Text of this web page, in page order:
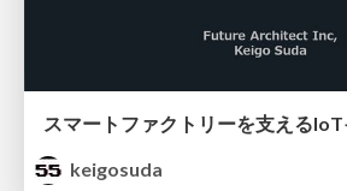
keigosuda